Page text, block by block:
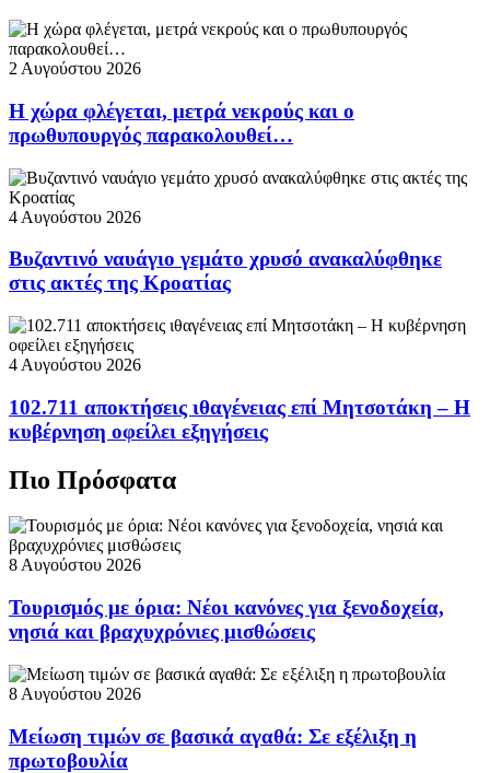
2 Αυγούστου 2026
Η χώρα φλέγεται, μετρά νεκρούς και ο
πρωθυπουργός παρακολουθεί…
4 Αυγούστου 2026
Βυζαντινό ναυάγιο γεμάτο χρυσό ανακαλύφθηκε
στις ακτές της Κροατίας
4 Αυγούστου 2026
102.711 αποκτήσεις ιθαγένειας επί Μητσοτάκη – Η
κυβέρνηση οφείλει εξηγήσεις
Πιο Πρόσφατα
8 Αυγούστου 2026
Τουρισμός με όρια: Νέοι κανόνες για ξενοδοχεία,
νησιά και βραχυχρόνιες μισθώσεις
8 Αυγούστου 2026
Μείωση τιμών σε βασικά αγαθά: Σε εξέλιξη η
πρωτοβουλία